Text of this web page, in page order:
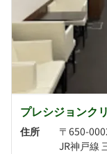
プレシジョンク
住所
〒650-